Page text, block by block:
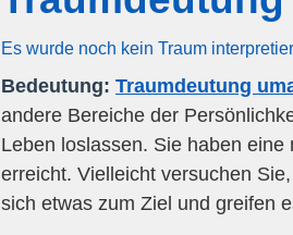
Es wurde noch kein Traum
Bedeutung: Traumdeutung
andere Bereiche der
Leben loslassen. Sie haben
erreicht. Vielleicht versuchen
sich etwas zum Ziel und greifen